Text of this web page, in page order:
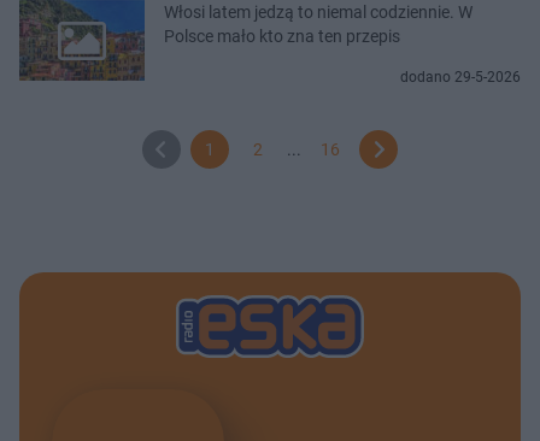
Włosi latem jedzą to niemal codziennie. W
Polsce mało kto zna ten przepis
dodano 29-5-2026
1 2 16